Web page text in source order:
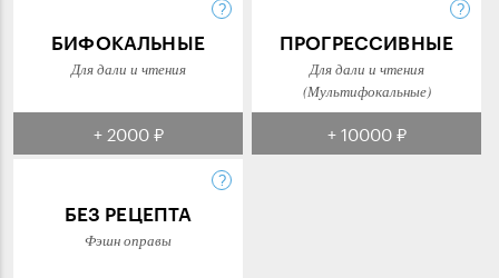
БИФОКАЛЬНЫЕ
Для дали и чтения
+ 2000 ₽
ПРОГРЕССИВНЫЕ
Для дали и чтения
(Мультифокальные)
+ 10000 ₽
БЕЗ РЕЦЕПТА
Фэшн оправы